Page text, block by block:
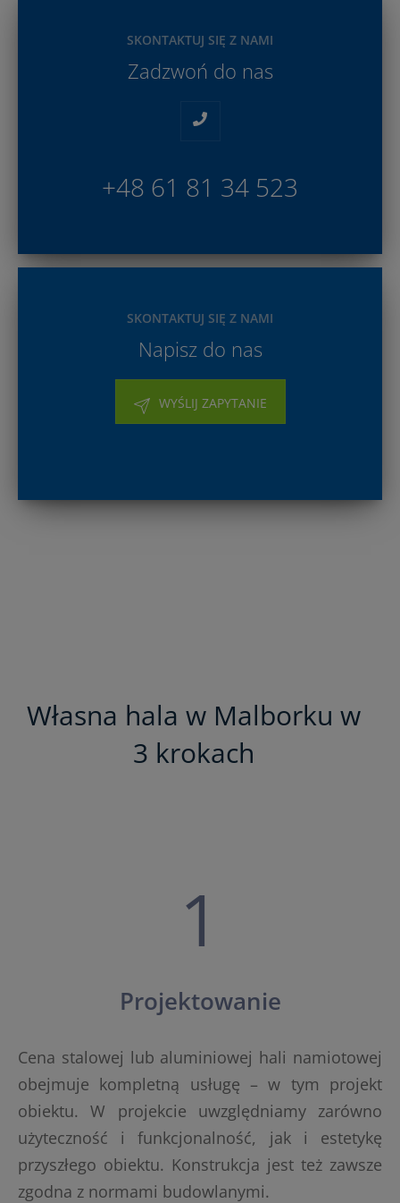
SKONTAKTUJ SIĘ Z NAMI
Zadzwoń do nas
+48 61 81 34 523
SKONTAKTUJ SIĘ Z NAMI
Napisz do nas
WYŚLIJ ZAPYTANIE
Własna hala w Malborku w
3 krokach
1
Projektowanie
Cena stalowej lub aluminiowej hali namiotowej
obejmuje kompletną usługę – w tym projekt
obiektu. W projekcie uwzględniamy zarówno
użyteczność i funkcjonalność, jak i estetykę
przyszłego obiektu. Konstrukcja jest też zawsze
zgodna z normami budowlanymi.